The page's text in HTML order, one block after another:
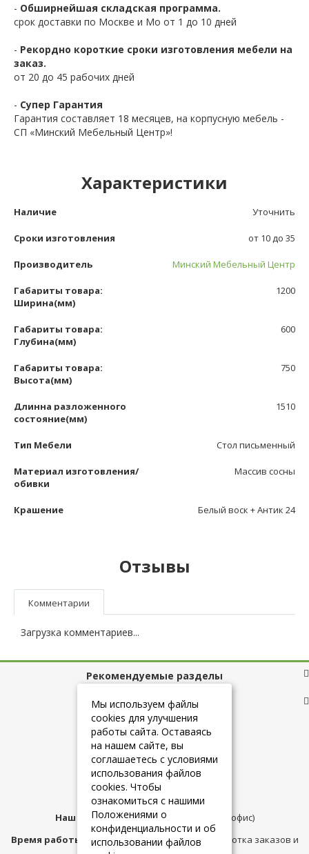
- Обширнейшая складская программа.
срок доставки по Москве и Мо от 1 до 10 дней
- Рекордно короткие сроки изготовления мебели на
заказ.
от 20 до 45 рабочих дней
- Супер Гарантия
Гарантия составляет 18 месяцев, на корпусную мебель -
СП «Минский Мебельный Центр»!
Характеристики
Наличие Уточнить
Сроки изготовления от 10 до 35
Производитель Минский Мебельный Центр
Габариты товара:
Ширина(мм)
1200
Габариты товара:
Глубина(мм)
600
Габариты товара:
Высота(мм)
750
Длинна разложенного
состояние(мм)
1510
Тип Мебели Стол письменный
Материал изготовления/
обивки
Массив сосны
Крашение Белый воск + Антик 24
Отзывы
Комментарии
Загрузка комментариев...
Рекомендуемые разделы
Полезные ссылки
+7 (925) 084-10-60
Наш адрес:Москва,ул.Плещеева д.12 (офис)
Время работы магазина:с 10:00 до 21:00 (обработка заказов и
Мы используем файлы
cookies для улучшения
работы сайта. Оставаясь
на нашем сайте, вы
соглашаетесь с условиями
использования файлов
cookies. Чтобы
ознакомиться с нашими
Положениями о
конфиденциальности и об
использовании файлов